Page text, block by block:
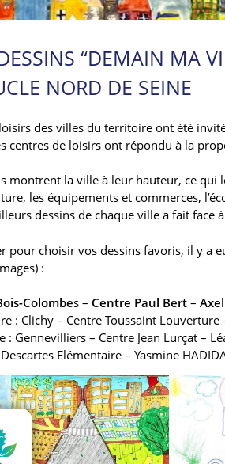
“DEMAIN MA
NORD DE SEINE
des villes du territoire ont été
centres de loisirs ont répondu à la
montrent la ville à leur hauteur, ce qui
les équipements et commerces,
dessins de chaque ville a fait face
pour choisir vos dessins favoris, il y a
:
Colombes – Centre Paul Bert –
: Clichy – Centre Toussaint Louverture
Gennevilliers – Centre Jean Lurçat –
Elémentaire – Yasmine